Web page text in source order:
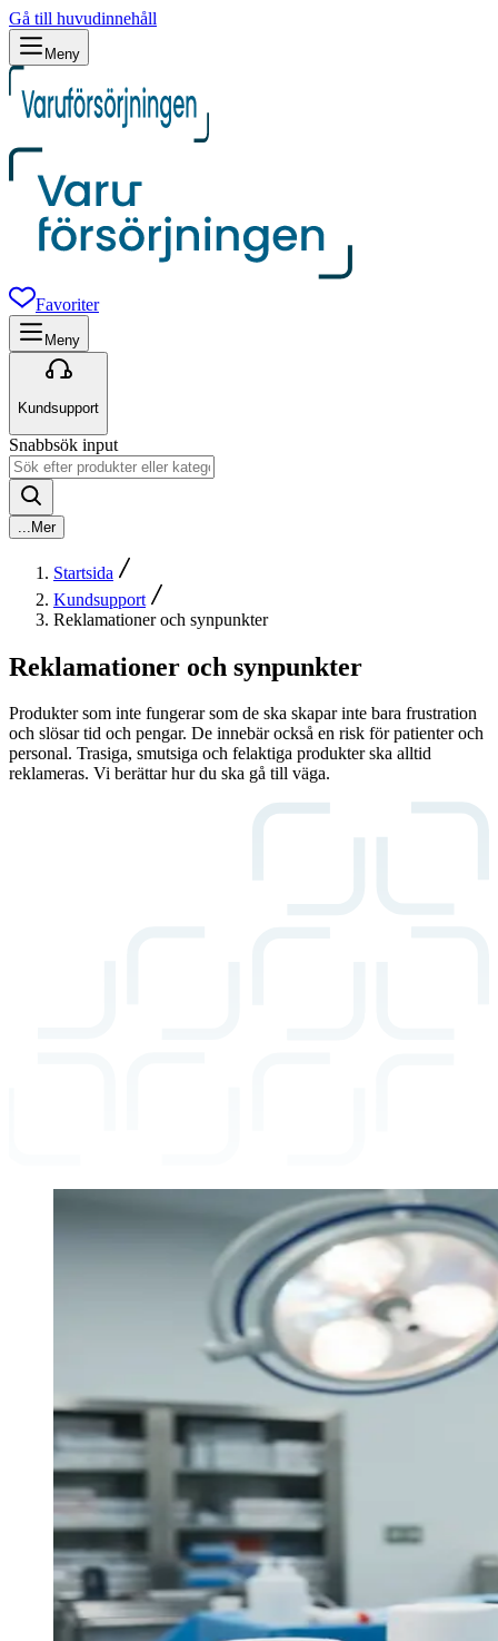
Gå till huvudinnehåll
Meny
Favoriter
Meny
Kundsupport
Snabbsök input
Mer
Startsida
Kundsupport
Reklamationer och synpunkter
Reklamationer och synpunkter
Produkter som inte fungerar som de ska skapar inte bara frustration
och slösar tid och pengar. De innebär också en risk för patienter och
personal. Trasiga, smutsiga och felaktiga produkter ska alltid
reklameras. Vi berättar hur du ska gå till väga.